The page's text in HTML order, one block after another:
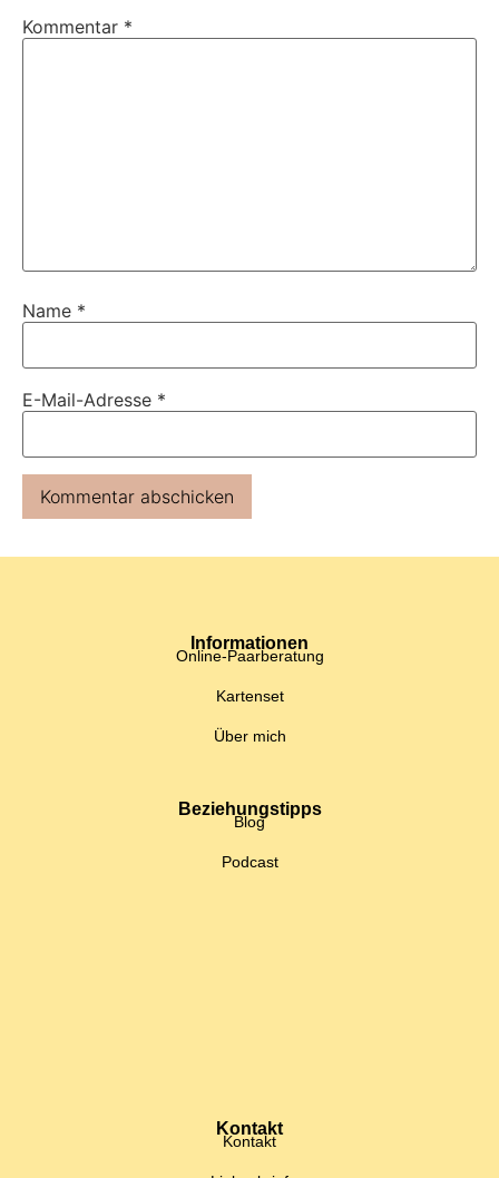
Kommentar *
Name *
E-Mail-Adresse *
Informationen
Online-Paarberatung
Kartenset
Über mich
Beziehungstipps
Blog
Podcast
Kontakt
Kontakt